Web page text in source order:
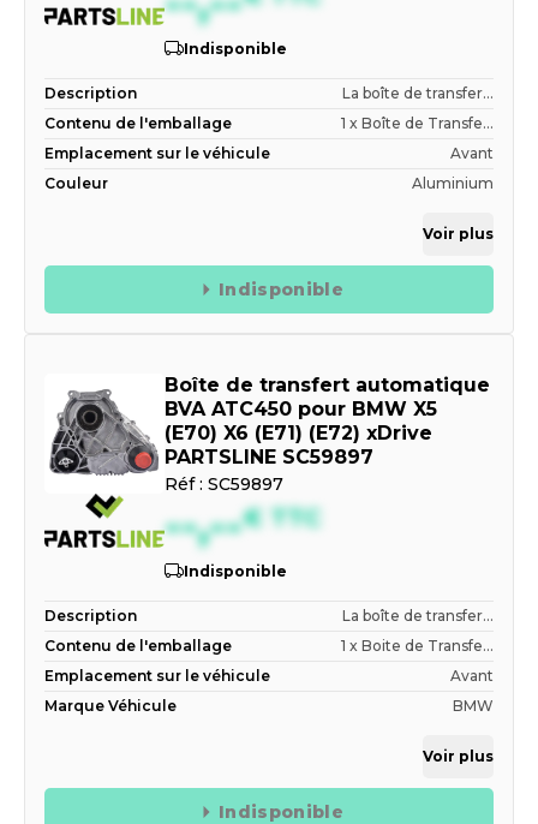
Indisponible
Description
La boîte de transfer...
Contenu de l'emballage
1 x Boîte de Transfe...
Emplacement sur le véhicule
Avant
Couleur
Aluminium
Voir plus
Indisponible
Boîte de transfert automatique
BVA ATC450 pour BMW X5
(E70) X6 (E71) (E72) xDrive
PARTSLINE SC59897
Réf : SC59897
--,--€ TTC
Indisponible
Description
La boîte de transfer...
Contenu de l'emballage
1 x Boite de Transfe...
Emplacement sur le véhicule
Avant
Marque Véhicule
BMW
Voir plus
Indisponible